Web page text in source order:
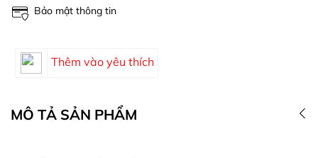
Bảo mật thông tin
Thêm vào yêu thích
MÔ TẢ SẢN PHẨM